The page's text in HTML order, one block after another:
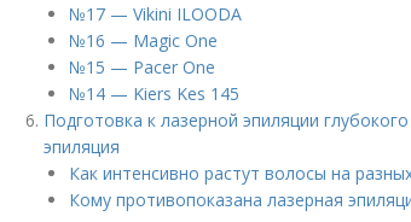
№17 — Vikini ILOODA
№16 — Magic One
№15 — Pacer One
№14 — Kiers Kes 145
Подготовка к лазерной эпиляции
эпиляция
Как интенсивно растут волосы на
Кому противопоказана лазерная